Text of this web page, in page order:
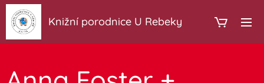
Knižní porodnice U Rebeky